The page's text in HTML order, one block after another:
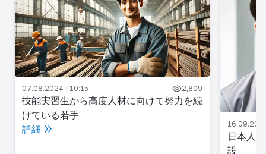
07.08.2024 | 10:15 2,809
技能実習生から高度人材に向けて努力を続
けている若手
詳細
日本人
設